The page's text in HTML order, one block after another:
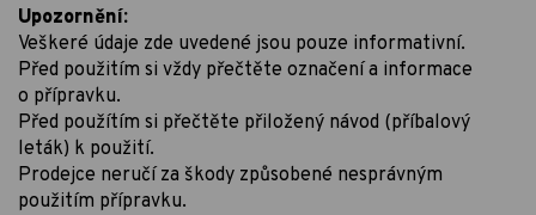
Upozornění:
Veškeré údaje zde uvedené jsou pouze informativní.
Před použitím si vždy přečtěte označení a informace
o přípravku.
Před použítím si přečtěte přiložený návod (příbalový
leták) k použití.
Prodejce neručí za škody způsobené nesprávným
použitím přípravku.